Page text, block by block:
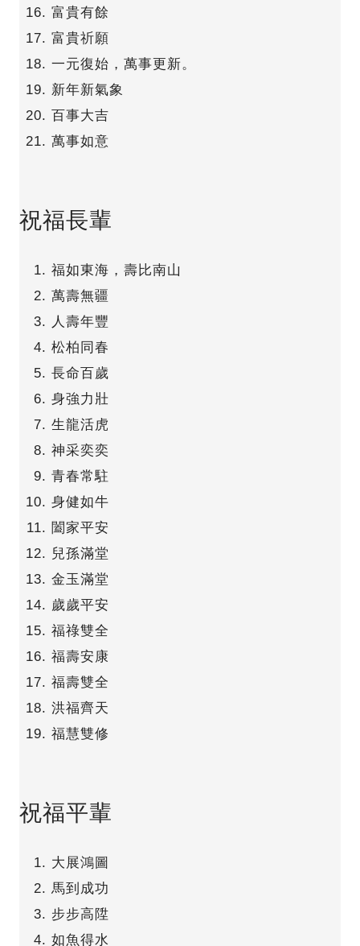
富貴有餘
富貴祈願
一元復始，萬事更新。
新年新氣象
百事大吉
萬事如意
祝福長輩
福如東海，壽比南山
萬壽無疆
人壽年豐
松柏同春
長命百歲
身強力壯
生龍活虎
神采奕奕
青春常駐
身健如牛
闔家平安
兒孫滿堂
金玉滿堂
歲歲平安
福祿雙全
福壽安康
福壽雙全
洪福齊天
福慧雙修
祝福平輩
大展鴻圖
馬到成功
步步高陞
如魚得水